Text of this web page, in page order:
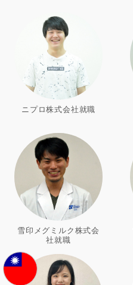
ニプロ株式会社就職
雪印メグミルク株式会
社就職